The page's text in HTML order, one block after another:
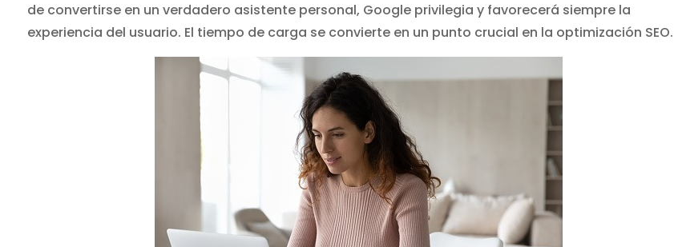
de convertirse en un verdadero asistente personal, Google privilegia y favorecerá siempre la
experiencia del usuario. El tiempo de carga se convierte en un punto crucial en la optimización SEO.